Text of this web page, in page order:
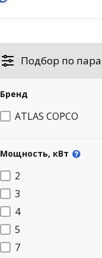
Бренд
ATLAS COPCO
Мощность, кВт
2
3
4
5
7